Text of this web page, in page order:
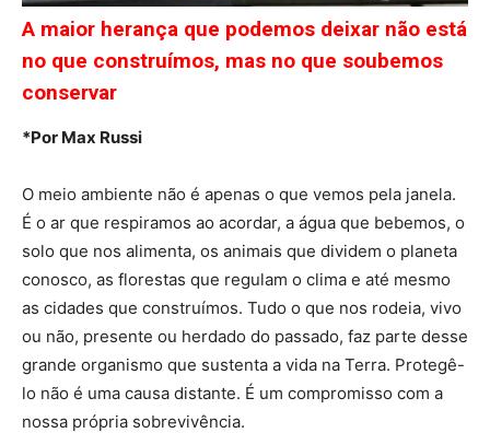
A maior herança que podemos deixar não está
no que construímos, mas no que soubemos
conservar
*Por Max Russi
O meio ambiente não é apenas o que vemos pela janela.
É o ar que respiramos ao acordar, a água que bebemos, o
solo que nos alimenta, os animais que dividem o planeta
conosco, as florestas que regulam o clima e até mesmo
as cidades que construímos. Tudo o que nos rodeia, vivo
ou não, presente ou herdado do passado, faz parte desse
grande organismo que sustenta a vida na Terra. Protegê-
lo não é uma causa distante. É um compromisso com a
nossa própria sobrevivência.